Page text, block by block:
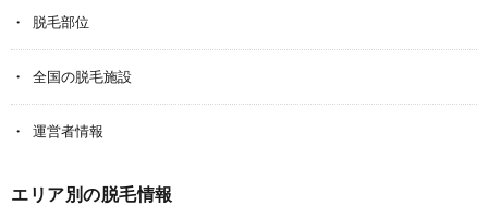
脱毛部位
全国の脱毛施設
運営者情報
エリア別の脱毛情報